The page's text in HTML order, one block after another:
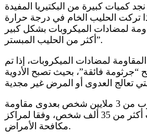
كميات كبيرة من البكتيريا المفيدة
تركت الحليب الخام في درجة حرارة
لمضادات الميكروبات بشكل كبير
أكثر من الحليب المبستر”.
لمضادات الميكروبات، إذا تم
فائقة”، بحيث تصبح الأدوية
وفي كل عام، يصاب ما يقرب من 3 ملايين شخص بعدوى مقاومة
للمضادات الحيوية، ويموت أكثر من 35 ألف شخص، وفقا لمراكز
مكافحة الأمراض.